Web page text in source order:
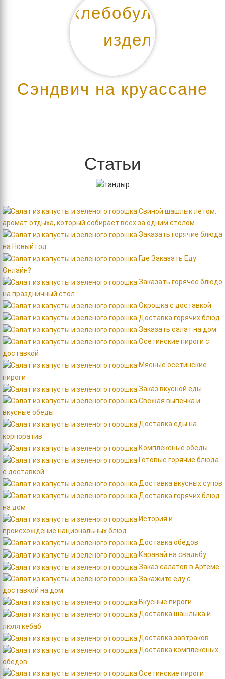
Сэндвич на круассане
Статьи
Свиной шашлык летом:
аромат отдыха, который собирает всех за одним столом
Заказать горячие блюда
на Новый год
Где Заказать Еду
Онлайн?
Заказать горячее блюдо
на праздничный стол
Окрошка с доставкой
Доставка горячих блюд
Заказать салат на дом
Осетинские пироги с
доставкой
Мясные осетинские
пироги
Заказ вкусной еды
Свежая выпечка и
вкусные обеды
Доставка еды на
корпоратив
Комплексные обеды
Готовые горячие блюда
c доставкой
Доставка вкусных супов
Доставка горячих блюд
на дом
История и
происхождение национальных блюд
Доставка обедов
Каравай на свадьбу
Заказ салатов в Артеме
Закажите еду с
доставкой на дом
Вкусные пироги
Доставка шашлыка и
люля кебаб
Доставка завтраков
Доставка комплексных
обедов
Осетинские пироги